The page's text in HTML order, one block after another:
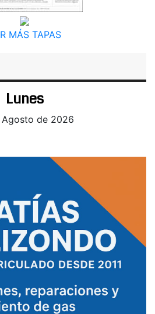
MÁS TAPAS
Lunes
Agosto de 2026